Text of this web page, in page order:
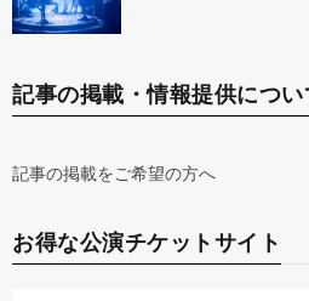
記事の掲載・情報提供につい
記事の掲載をご希望の方へ
お得な公演チケットサイト